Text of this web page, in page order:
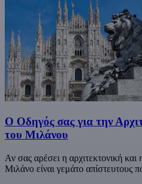
Ο Οδηγός σας για την
του Μιλάνου
Αν σας αρέσει η αρχιτεκτονική και
Μιλάνο είναι γεμάτο απίστευτους